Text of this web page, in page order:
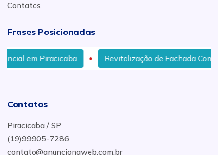
Contatos
Frases Posicionadas
Piracicaba Revitalização de Fachada Comercial em
Contatos
Piracicaba / SP
(19)99905-7286
contato@anuncionaweb.com.br